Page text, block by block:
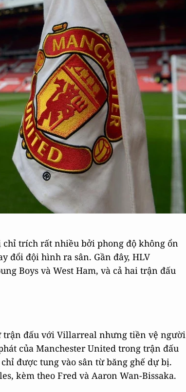
chỉ trích rất nhiều bởi phong độ không ổn
đổi đội hình ra sân. Gần đây, HLV
Boys và West Ham, và cả hai trận đấu
trận đấu với Villarreal nhưng tiền vệ người
của Manchester United trong trận đấu
được tung vào sân từ băng ghế dự bị.
kèm theo Fred và Aaron Wan-Bissaka.